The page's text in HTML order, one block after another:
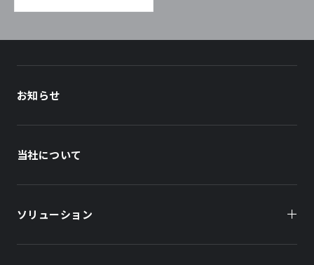
お知らせ
当社について
ソリューション